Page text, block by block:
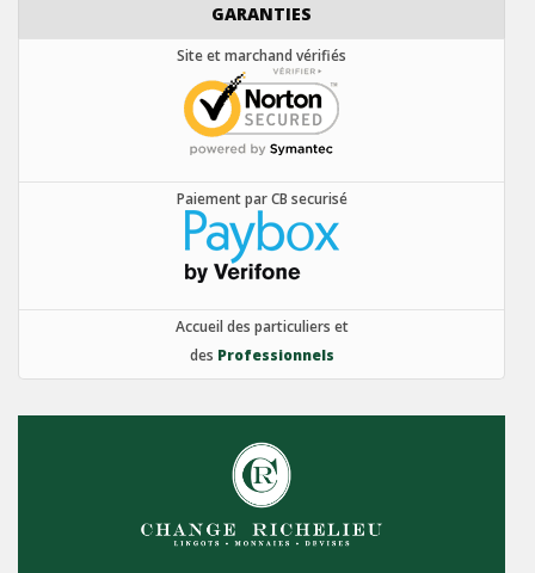
GARANTIES
Site et marchand vérifiés
Paiement par CB securisé
Accueil des particuliers et
des Professionnels